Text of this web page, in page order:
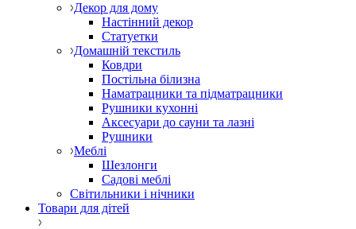
Декор для дому
Настінний декор
Статуетки
Домашній текстиль
Ковдри
Постільна білизна
Наматрацники та підматрацники
Рушники кухонні
Аксесуари до сауни та лазні
Рушники
Меблі
Шезлонги
Садові меблі
Світильники і нічники
Товари для дітей